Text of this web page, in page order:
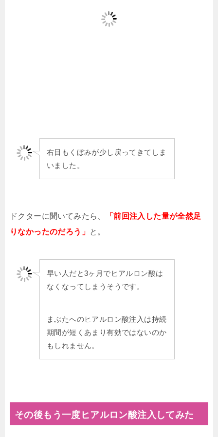
右目もくぼみが少し戻ってきてしま
いました。
ドクターに聞いてみたら、
「前回注入した量が全然足
りなかったのだろう」 と。
早い人だと3ヶ月でヒアルロン酸は
なくなってしまうそうです。
まぶたへのヒアルロン酸注入は持続
期間が短くあまり有効ではないのか
もしれません。
その後もう一度ヒアルロン酸注入してみた